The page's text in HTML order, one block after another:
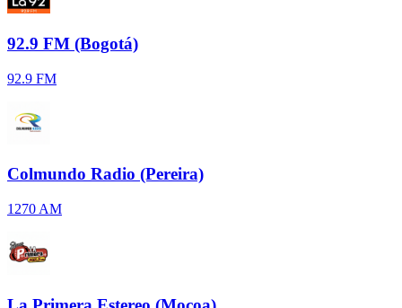
92.9 FM (Bogotá)
92.9 FM
Colmundo Radio (Pereira)
1270 AM